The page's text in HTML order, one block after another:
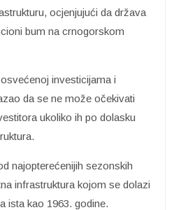
ocjenjujući da država
bum na crnogorskom
investicijama i
da se ne može očekivati
ukoliko ih po dolasku
najopterećenijih sezonskih
infrastruktura kojom se dolazi
ista kao 1963. godine.